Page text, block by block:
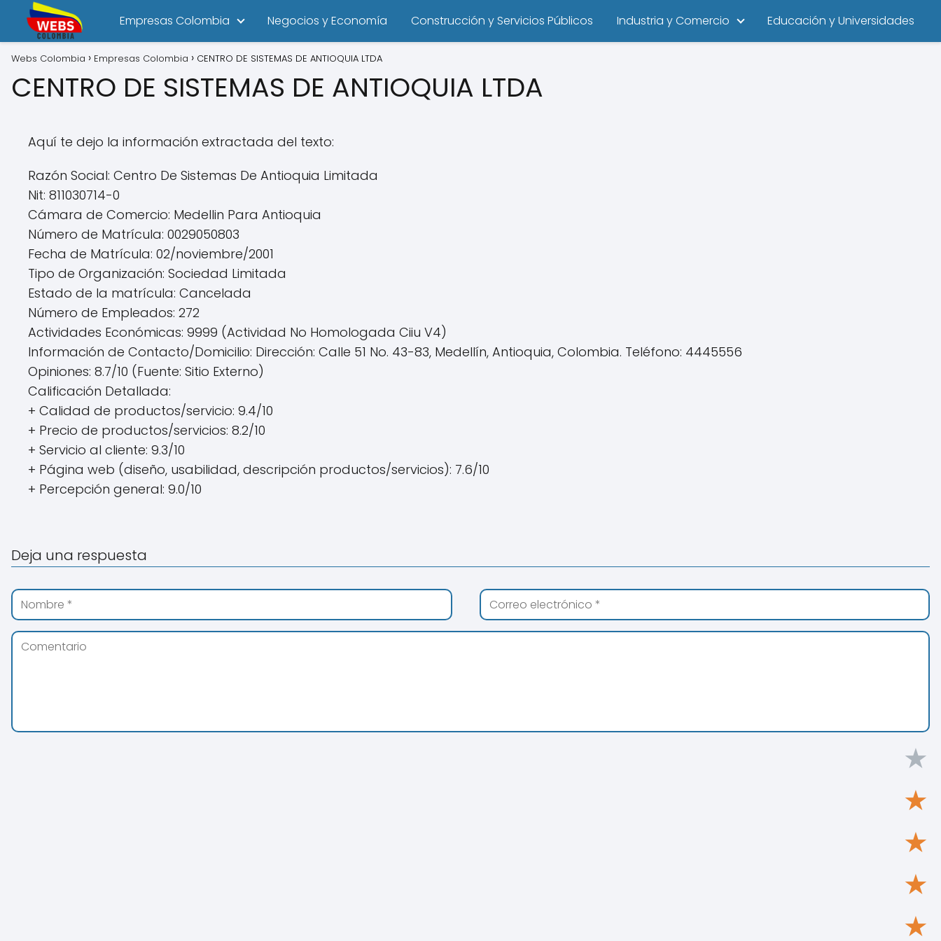
Empresas Colombia Negocios y Economía Construcción y Servicios Públicos Industria y Comercio Educación y Universidades
Webs Colombia Empresas Colombia CENTRO DE SISTEMAS DE ANTIOQUIA LTDA
CENTRO DE SISTEMAS DE ANTIOQUIA LTDA
Aquí te dejo la información extractada del texto:
Razón Social: Centro De Sistemas De Antioquia Limitada
Nit: 811030714-0
Cámara de Comercio: Medellin Para Antioquia
Número de Matrícula: 0029050803
Fecha de Matrícula: 02/noviembre/2001
Tipo de Organización: Sociedad Limitada
Estado de la matrícula: Cancelada
Número de Empleados: 272
Actividades Económicas: 9999 (Actividad No Homologada Ciiu V4)
Información de Contacto/Domicilio: Dirección: Calle 51 No. 43-83, Medellín, Antioquia, Colombia. Teléfono: 4445556
Opiniones: 8.7/10 (Fuente: Sitio Externo)
Calificación Detallada:
+ Calidad de productos/servicio: 9.4/10
+ Precio de productos/servicios: 8.2/10
+ Servicio al cliente: 9.3/10
+ Página web (diseño, usabilidad, descripción productos/servicios): 7.6/10
+ Percepción general: 9.0/10
Deja una respuesta
★
★
★
★
★